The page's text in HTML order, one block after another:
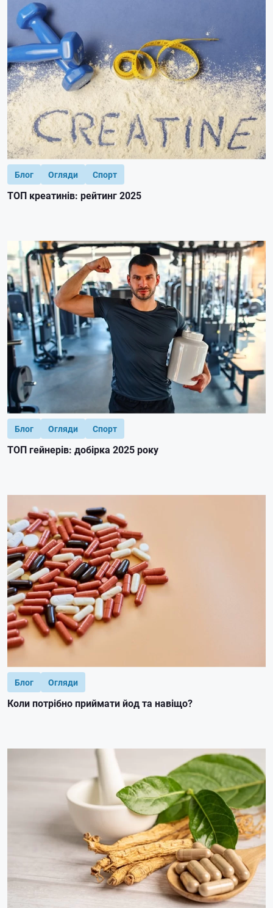
Блог Огляди Спорт
ТОП креатинів: рейтинг 2025
Блог Огляди Спорт
ТОП гейнерів: добірка 2025 року
Блог Огляди
Коли потрібно приймати йод та навіщо?